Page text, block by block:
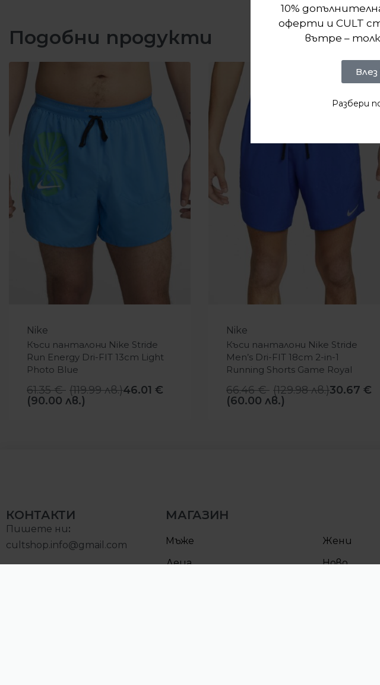
Подобни продукти
Nike
Къси панталони Nike Stride
Run Energy Dri-FIT 13cm Light
Photo Blue
61.35€ (119.99лв.)46.01€
(90.00 лв.)
Nike
Къси панталони Nike Stride
Men’s Dri-FIT 18cm 2-in-1
Running Shorts Game Royal
66.46€ (129.98лв.)30.67€
(60.00 лв.)
КОНТАКТИ
Пишете ни:
cultshop.info@gmail.com
МАГАЗИН
Мъже
Жени
Деца
Ново
10%
оферти и CULT
вътре –
Влез
Разбери